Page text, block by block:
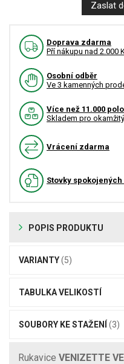
Zaslat
Doprava zdarma
Pří nákupu nad 2.000
Osobní odběr
Ve 3 kamenných
Více než 11.000
Skladem pro
Vrácení zdarma
Stovky
POPIS PRODUKTU
VARIANTY(5)
TABULKA VELIKOSTÍ
SOUBORY KE STAŽENÍ (3)
Rukavice VENIZETTE